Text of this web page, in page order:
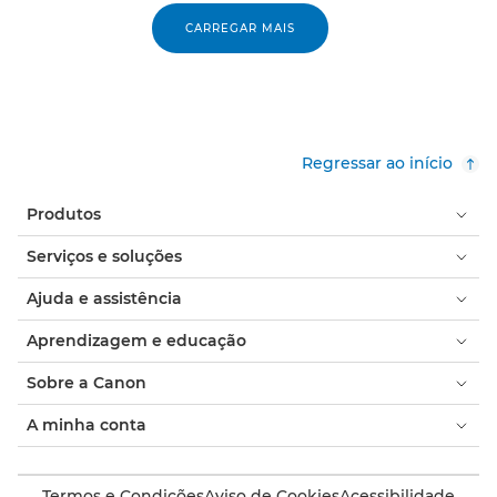
CARREGAR MAIS
Regressar ao início
Produtos
Serviços e soluções
Ajuda e assistência
Aprendizagem e educação
Sobre a Canon
A minha conta